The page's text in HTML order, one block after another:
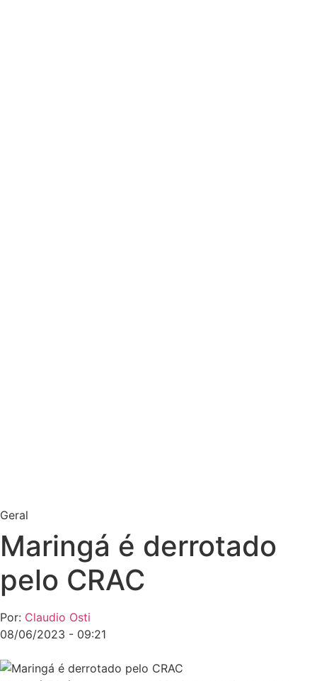
Geral
Maringá é derrotado
pelo CRAC
Por: Claudio Osti
08/06/2023 - 09:21